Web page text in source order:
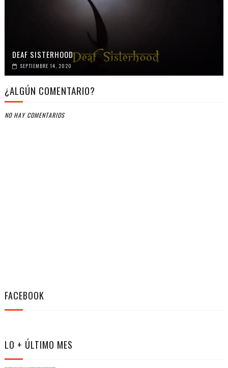
DEAF SISTERHOOD
SEPTIEMBRE 14, 2020
¿ALGÚN COMENTARIO?
NO HAY COMENTARIOS
FACEBOOK
LO + ÚLTIMO MES